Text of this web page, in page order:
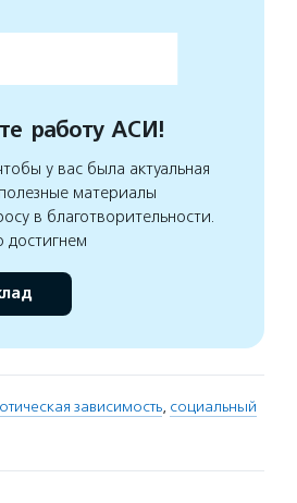
работу АСИ!
у вас была актуальная
материалы
в благотворительности.
достигнем
зависимость, социальный